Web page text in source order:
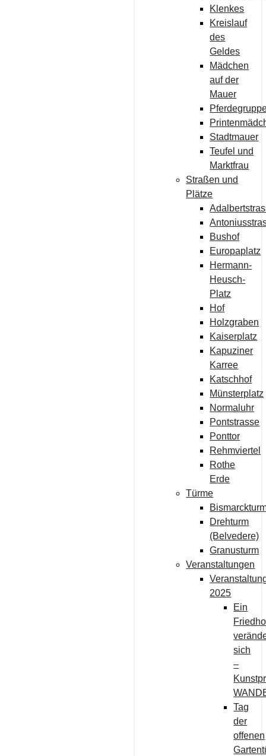
Klenkes
Kreislauf
des
Geldes
Mädchen
auf der
Mauer
Stadtmauer
Teufel und
Marktfrau
Straßen und
Plätze
Bushof
Europaplatz
Hermann-
Heusch-
Platz
Hof
Holzgraben
Kaiserplatz
Kapuziner
Karree
Katschhof
Münsterplatz
Normaluhr
Pontstrasse
Ponttor
Rehmviertel
Rothe
Erde
Türme
Drehturm
(Belvedere)
Granusturm
Veranstaltungen
2025
Ein
sich
–
Tag
der
offenen